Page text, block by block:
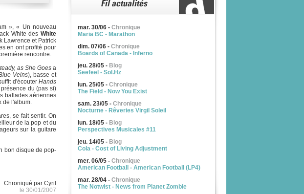
», « Un nouveau
White desWhite
Lawrence et Patrick
en ont profité pour
rencontre.
as She Goesa
Veins), basse et
d'écouter Hands
du (pas si)
ballades aériennes
de l'album.
se fait sentir. On
de la pop et du
sur la guitare
bon disque de pop-
Chroniqué par Cyril
le 30/01/2007
mar. 30/06 - Chronique
Maria BC - Marathon
dim. 07/06 - Chronique
Boards of Canada - Inferno
jeu. 28/05 - Blog
Seefeel - Sol.Hz
lun. 25/05 - Chronique
The Field - Now You Exist
sam. 23/05 - Chronique
Nocturne - Rêveries Virgil Soleil
lun. 18/05 - Blog
Perspectives Musicales #11
jeu. 14/05 - Blog
Cola - Cost of Living Adjustment
mer. 06/05 - Chronique
American Football - American Football (LP4)
mar. 28/04 - Chronique
The Notwist - News from Planet Zombie